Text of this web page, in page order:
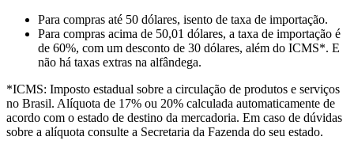
Para compras até 50 dólares, isento de taxa de importação.
Para compras acima de 50,01 dólares, a taxa de importação é
de 60%, com um desconto de 30 dólares, além do ICMS*. E
não há taxas extras na alfândega.
*ICMS: Imposto estadual sobre a circulação de produtos e serviços
no Brasil. Alíquota de 17% ou 20% calculada automaticamente de
acordo com o estado de destino da mercadoria. Em caso de dúvidas
sobre a alíquota consulte a Secretaria da Fazenda do seu estado.